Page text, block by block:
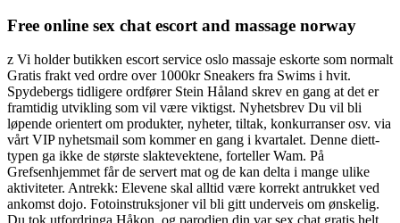
Free online sex chat escort and massage norway
z Vi holder butikken escort service oslo massaje eskorte som normalt
Gratis frakt ved ordre over 1000kr Sneakers fra Swims i hvit.
Spydebergs tidligere ordfører Stein Håland skrev en gang at det er
framtidig utvikling som vil være viktigst. Nyhetsbrev Du vil bli
løpende orientert om produkter, nyheter, tiltak, konkurranser osv. via
vårt VIP nyhetsmail som kommer en gang i kvartalet. Denne diett-
typen ga ikke de største slaktevektene, forteller Wam. På
Grefsenhjemmet får de servert mat og de kan delta i mange ulike
aktiviteter. Antrekk: Elevene skal alltid være korrekt antrukket ved
ankomst dojo. Fotoinstruksjoner vil bli gitt underveis om ønskelig.